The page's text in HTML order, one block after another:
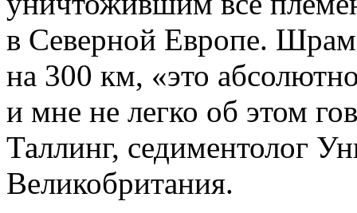
в Северной Европе. Шрам
на 300 км, «это
и мне не легко об этом
Таллинг, седиментолог
Великобритания.